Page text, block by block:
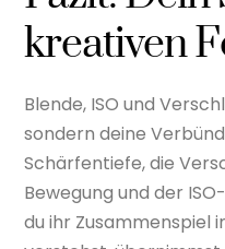
kreativen
Blende, ISO und
sondern deine
Schärfentiefe, die
Bewegung und der
du ihr Zusammenspiel